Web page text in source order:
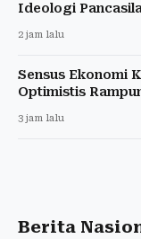
Ideologi
2 jam lalu
Sensus Ekonomi
Optimistis
3 jam lalu
Berita